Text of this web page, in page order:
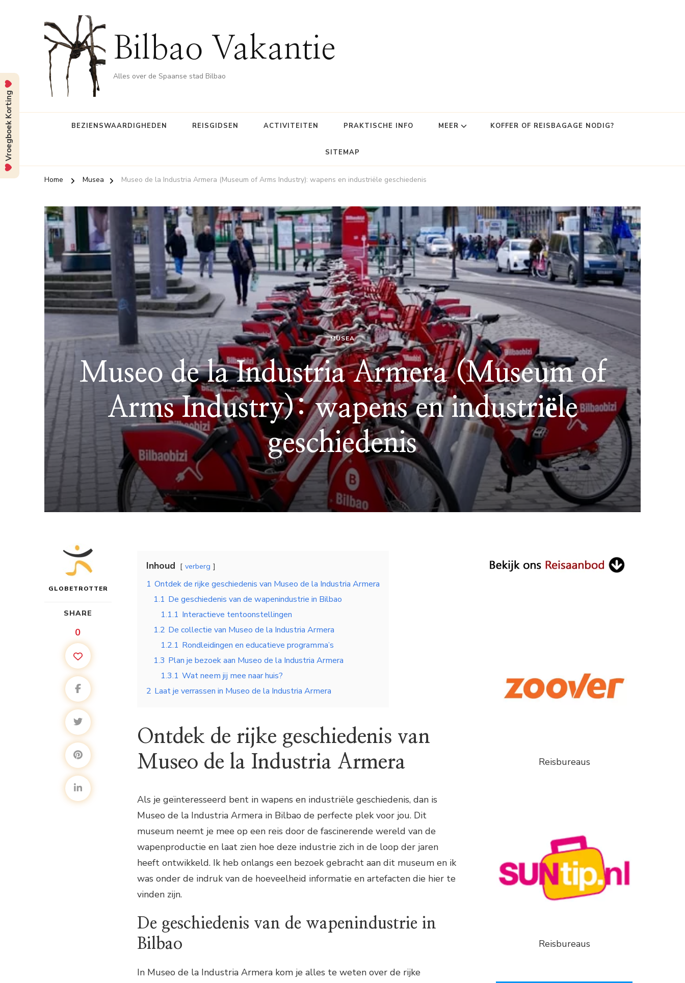
Bilbao Vakantie
Alles over de Spaanse stad Bilbao
BEZIENSWAARDIGHEDEN REISGIDSEN ACTIVITEITEN PRAKTISCHE INFO MEER KOFFER OF REISBAGAGE NODIG?
SITEMAP
Home Musea Museo de la Industria Armera (Museum of Arms Industry): wapens en industriële geschiedenis
MUSEA
Museo de la Industria Armera (Museum of
Arms Industry): wapens en industriële
geschiedenis
GLOBETROTTER
SHARE
0
Inhoud verberg
1 Ontdek de rijke geschiedenis van Museo de la Industria Armera
1.1 De geschiedenis van de wapenindustrie in Bilbao
1.1.1 Interactieve tentoonstellingen
1.2 De collectie van Museo de la Industria Armera
1.2.1 Rondleidingen en educatieve programma’s
1.3 Plan je bezoek aan Museo de la Industria Armera
1.3.1 Wat neem jij mee naar huis?
2 Laat je verrassen in Museo de la Industria Armera
Ontdek de rijke geschiedenis van
Museo de la Industria Armera
Als je geïnteresseerd bent in wapens en industriële geschiedenis, dan is
Museo de la Industria Armera in Bilbao de perfecte plek voor jou. Dit
museum neemt je mee op een reis door de fascinerende wereld van de
wapenproductie en laat zien hoe deze industrie zich in de loop der jaren
heeft ontwikkeld. Ik heb onlangs een bezoek gebracht aan dit museum en ik
was onder de indruk van de hoeveelheid informatie en artefacten die hier te
vinden zijn.
De geschiedenis van de wapenindustrie in
Bilbao
In Museo de la Industria Armera kom je alles te weten over de rijke
Reisbureaus
Reisbureaus
Vroegboek Korting